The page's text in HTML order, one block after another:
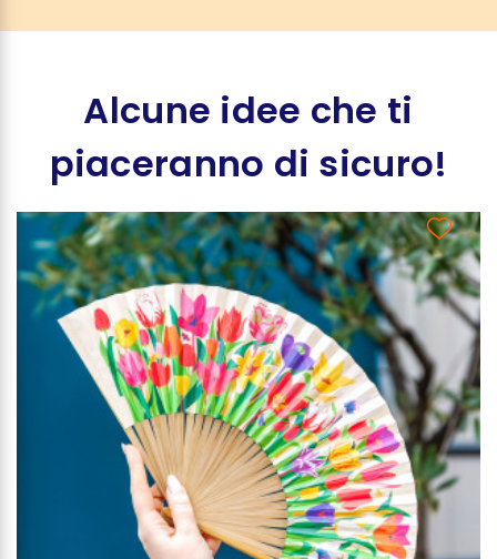
Alcune idee che ti
piaceranno di sicuro!